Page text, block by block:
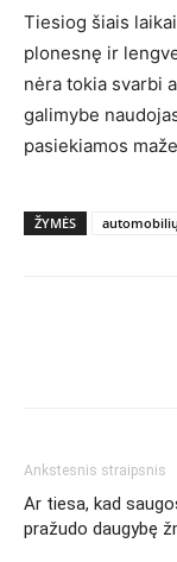
Tiesiog šiais
plonesnę ir
nėra tokia svarbi
galimybe
pasiekiamos
ŽYMĖS
Ankstesnis straipsnis
Ar tiesa, kad
pražudo daugybę